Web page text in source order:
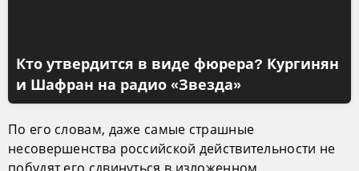
Кто утвердится в виде фюрера? Кургинян
и Шафран на радио «Звезда»
По его словам, даже самые страшные
несовершенства российской действительности не